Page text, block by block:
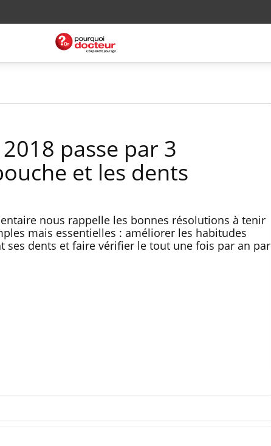
passe par 3
et les dents
nous rappelle les bonnes résolutions à tenir
mais essentielles : améliorer les habitudes
dents et faire vérifier le tout une fois par an par